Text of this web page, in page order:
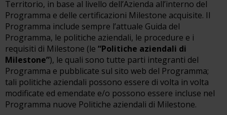
Territorio, in base al livello dell’Azienda all’interno del
Programma e delle certificazioni Milestone acquisite. Il
Programma include sempre l’attuale Guida del
Programma, le politiche aziendali, le procedure e i
requisiti di Milestone (le “Politiche aziendali di
Milestone”), le quali sono tutte parti integranti del
Programma e pubblicate sul sito web del Programma;
tali politiche aziendali possono essere di volta in volta
modificate ed emendate e/o possono essere incluse nel
Programma nuove Politiche aziendali di Milestone.